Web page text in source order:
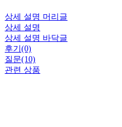
상세 설명 머리글
상세 설명
상세 설명 바닥글
후기(0)
질문(10)
관련 상품